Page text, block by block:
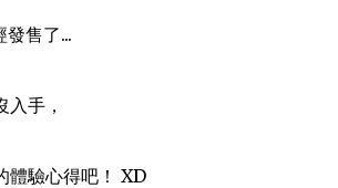
售了...
手，
體驗心得吧！ XD